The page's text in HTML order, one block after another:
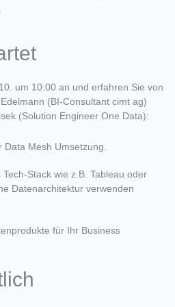
um 10:00 an und erfahren Sie von
(BI-Consultant cimt ag)
(Solution Engineer One Data):
Data Mesh Umsetzung.
Stack wie z.B. Tableau oder
Datenarchitektur verwenden
für Ihr Business